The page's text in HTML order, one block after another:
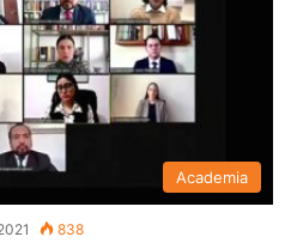
Academia
838